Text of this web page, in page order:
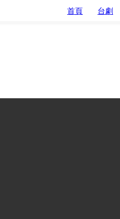
首頁 台劇